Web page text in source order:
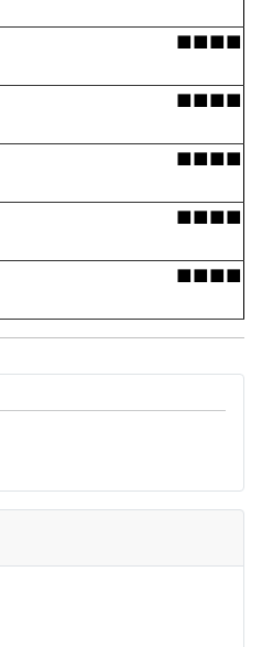
■■■■
■■■■
■■■■
■■■■
■■■■